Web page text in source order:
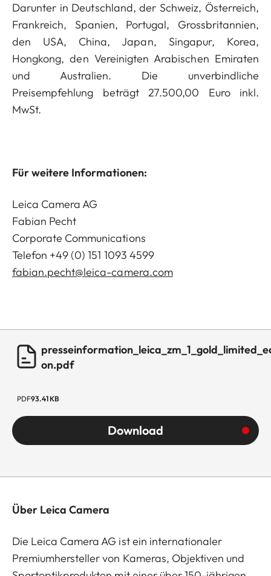
Darunter in Deutschland, der Schweiz, Österreich,
Frankreich, Spanien, Portugal, Grossbritannien,
den USA, China, Japan, Singapur, Korea,
Hongkong, den Vereinigten Arabischen Emiraten
und Australien. Die unverbindliche
Preisempfehlung beträgt 27.500,00 Euro inkl.
MwSt.
Für weitere Informationen:
Leica Camera AG
Fabian Pecht
Corporate Communications
Telefon +49 (0) 151 1093 4599
fabian.pecht@leica-camera.com
on.pdf
PDF93.41 KB
Download
Über Leica Camera
Die Leica Camera AG ist ein internationaler
Premiumhersteller von Kameras, Objektiven und